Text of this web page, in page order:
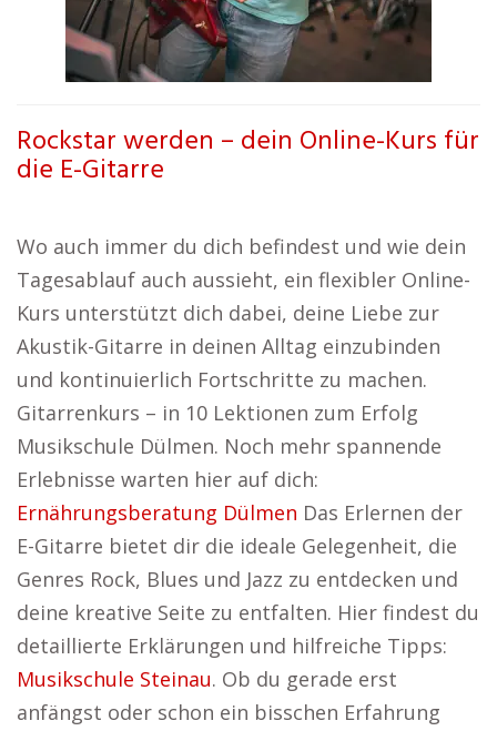
Rockstar werden – dein Online-Kurs für
die E-Gitarre
Wo auch immer du dich befindest und wie dein
Tagesablauf auch aussieht, ein flexibler Online-
Kurs unterstützt dich dabei, deine Liebe zur
Akustik-Gitarre in deinen Alltag einzubinden
und kontinuierlich Fortschritte zu machen.
Gitarrenkurs – in 10 Lektionen zum Erfolg
Musikschule Dülmen. Noch mehr spannende
Erlebnisse warten hier auf dich:
Ernährungsberatung Dülmen Das Erlernen der
E-Gitarre bietet dir die ideale Gelegenheit, die
Genres Rock, Blues und Jazz zu entdecken und
deine kreative Seite zu entfalten. Hier findest du
detaillierte Erklärungen und hilfreiche Tipps:
Musikschule Steinau. Ob du gerade erst
anfängst oder schon ein bisschen Erfahrung